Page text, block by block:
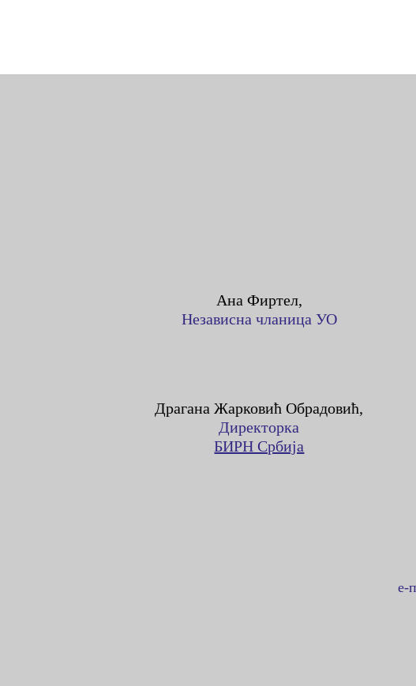
Aна Фиртел,
Независна чланица УО
Драгана Жарковић Обрадовић,
Директорка
БИРН Србија
е-